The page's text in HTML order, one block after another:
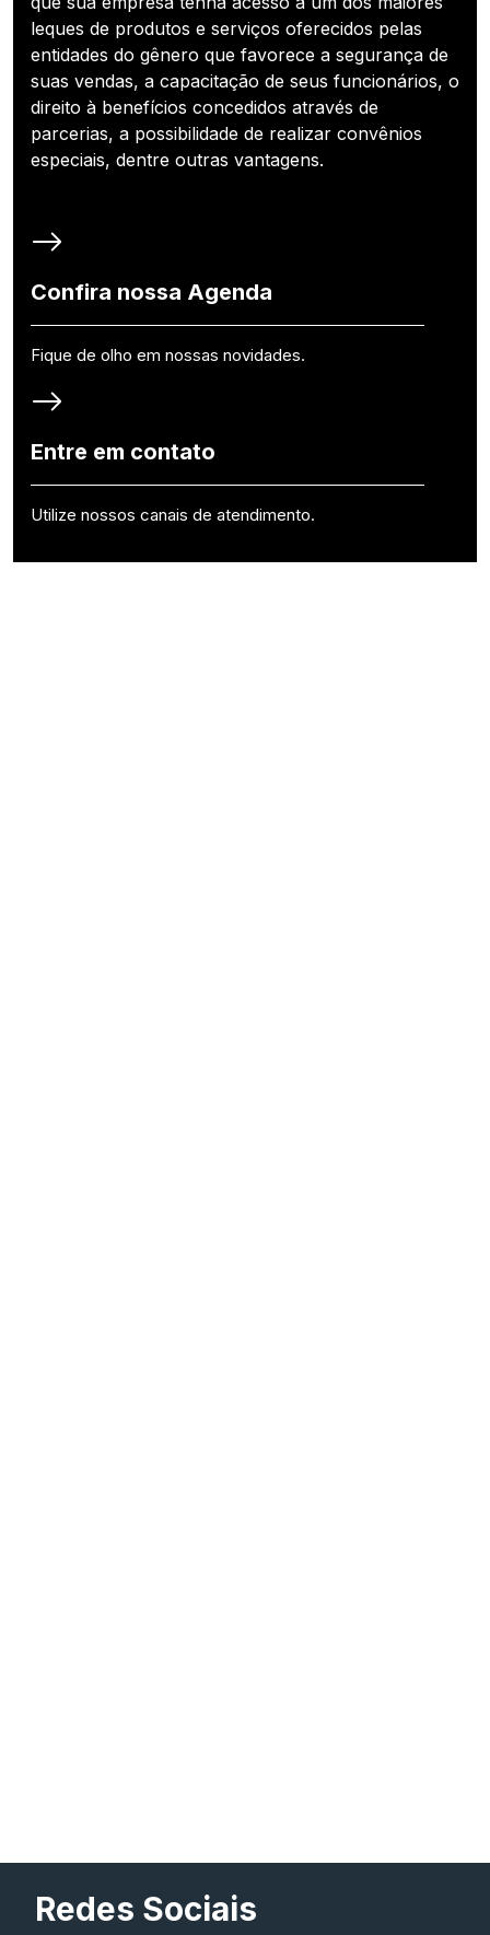
leques de produtos e serviços oferecidos pelas
entidades do gênero que favorece a segurança de
suas vendas, a capacitação de seus funcionários, o
direito à benefícios concedidos através de
parcerias, a possibilidade de realizar convênios
especiais, dentre outras vantagens.
Confira nossa Agenda
Fique de olho em nossas novidades.
Entre em contato
Utilize nossos canais de atendimento.
Redes Sociais